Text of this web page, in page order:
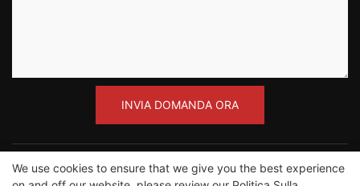
INVIA DOMANDA ORA
We use cookies to ensure that we give you the best experience